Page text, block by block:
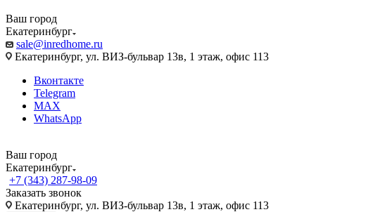
Ваш город
Екатеринбург
sale@inredhome.ru
Екатеринбург, ул. ВИЗ-бульвар 13в, 1 этаж, офис 113
Вконтакте
Telegram
MAX
WhatsApp
Ваш город
Екатеринбург
+7 (343) 287-98-09
Заказать звонок
Екатеринбург, ул. ВИЗ-бульвар 13в, 1 этаж, офис 113